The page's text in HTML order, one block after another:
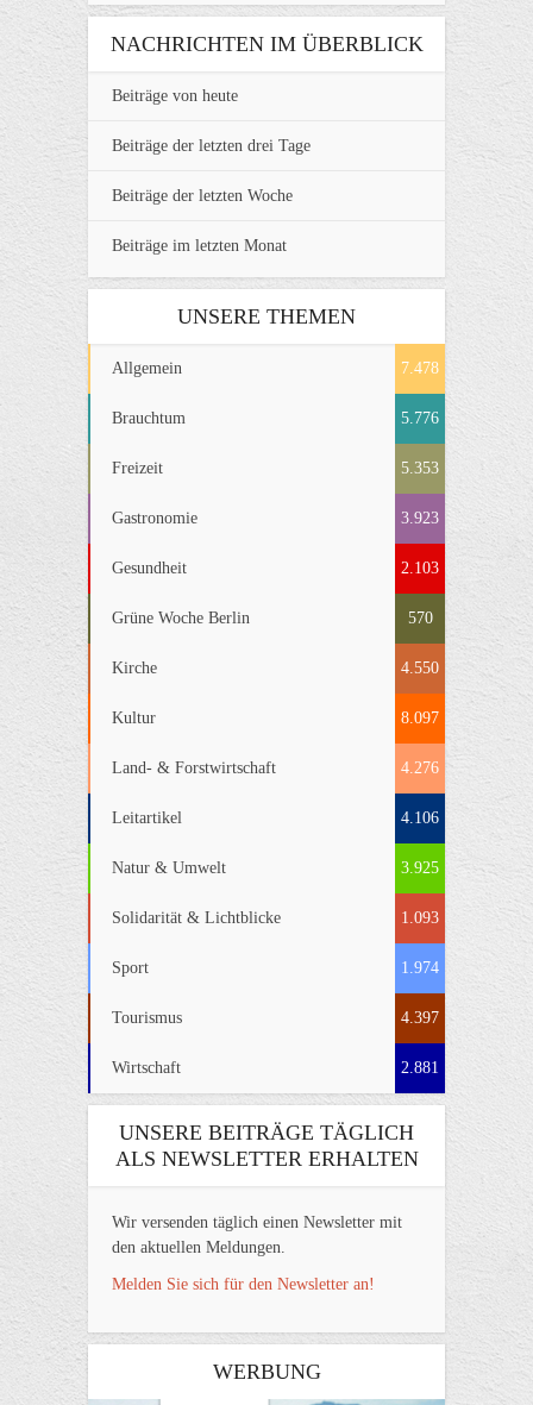
NACHRICHTEN IM ÜBERBLICK
Beiträge von heute
Beiträge der letzten drei Tage
Beiträge der letzten Woche
Beiträge im letzten Monat
UNSERE THEMEN
Allgemein 7.478
Brauchtum 5.776
Freizeit 5.353
Gastronomie 3.923
Gesundheit 2.103
Grüne Woche Berlin 570
Kirche 4.550
Kultur 8.097
Land- & Forstwirtschaft 4.276
Leitartikel 4.106
Natur & Umwelt 3.925
Solidarität & Lichtblicke 1.093
Sport 1.974
Tourismus 4.397
Wirtschaft 2.881
UNSERE BEITRÄGE TÄGLICH
ALS NEWSLETTER ERHALTEN
Wir versenden täglich einen Newsletter mit
den aktuellen Meldungen.
Melden Sie sich für den Newsletter an!
WERBUNG